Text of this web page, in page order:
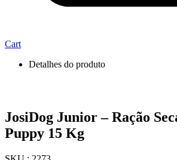
Cart
Detalhes do produto
JosiDog Junior – Ração
Puppy 15 Kg